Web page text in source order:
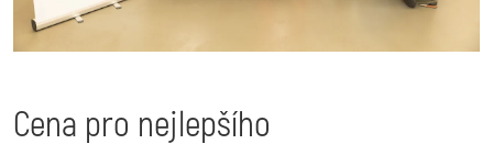
Cena pro nejlepšího